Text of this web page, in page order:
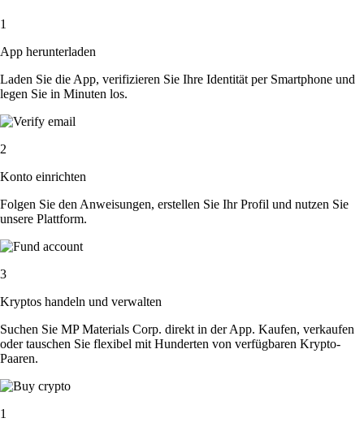
1
App herunterladen
Laden Sie die App, verifizieren Sie Ihre Identität per Smartphone und
legen Sie in Minuten los.
2
Konto einrichten
Folgen Sie den Anweisungen, erstellen Sie Ihr Profil und nutzen Sie
unsere Plattform.
3
Kryptos handeln und verwalten
Suchen Sie MP Materials Corp. direkt in der App. Kaufen, verkaufen
oder tauschen Sie flexibel mit Hunderten von verfügbaren Krypto-
Paaren.
1